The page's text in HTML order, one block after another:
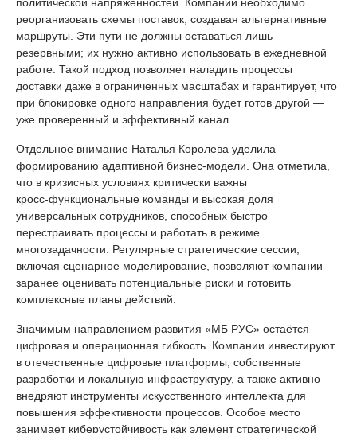
реорганизовать схемы поставок, создавая альтернативные
маршруты. Эти пути не должны оставаться лишь
резервными; их нужно активно использовать в ежедневной
работе. Такой подход позволяет наладить процессы
доставки даже в ограниченных масштабах и гарантирует, что
при блокировке одного направления будет готов другой —
уже проверенный и эффективный канал.
Отдельное внимание Наталья Королева уделила
формированию адаптивной бизнес‑модели. Она отметила,
что в кризисных условиях критически важны
кросс‑функциональные команды и высокая доля
универсальных сотрудников, способных быстро
перестраивать процессы и работать в режиме
многозадачности. Регулярные стратегические сессии,
включая сценарное моделирование, позволяют компании
заранее оценивать потенциальные риски и готовить
комплексные планы действий.
Значимым направлением развития «МБ РУС» остаётся
цифровая и операционная гибкость. Компании инвестируют
в отечественные цифровые платформы, собственные
разработки и локальную инфраструктуру, а также активно
внедряют инструменты искусственного интеллекта для
повышения эффективности процессов. Особое место
занимает киберустойчивость как элемент стратегической